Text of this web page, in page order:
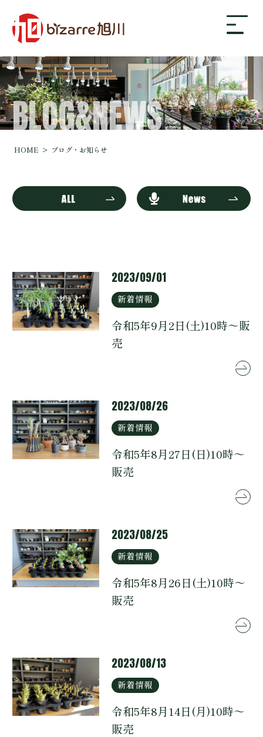
bizarre旭川について
ギャラリー
店舗案内・アクセス
BLOG&NEWS
HOME ブログ・お知らせ
2023/09/01
新着情報
令和5年9月2日(土)10時～販
売
2023/08/26
新着情報
令和5年8月27日(日)10時～
販売
2023/08/25
新着情報
令和5年8月26日(土)10時～
販売
2023/08/13
新着情報
令和5年8月14日(月)10時～
販売